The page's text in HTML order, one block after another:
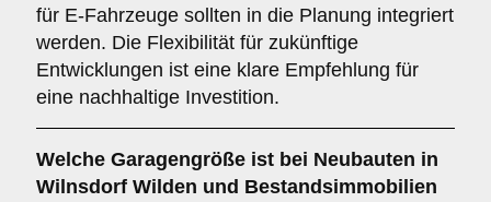
für E-Fahrzeuge sollten in die Planung integriert
werden. Die Flexibilität für zukünftige
Entwicklungen ist eine klare Empfehlung für
eine nachhaltige Investition.
Welche Garagengröße ist bei Neubauten in
Wilnsdorf Wilden und Bestandsimmobilien